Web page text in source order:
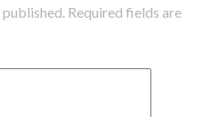
Required fields are